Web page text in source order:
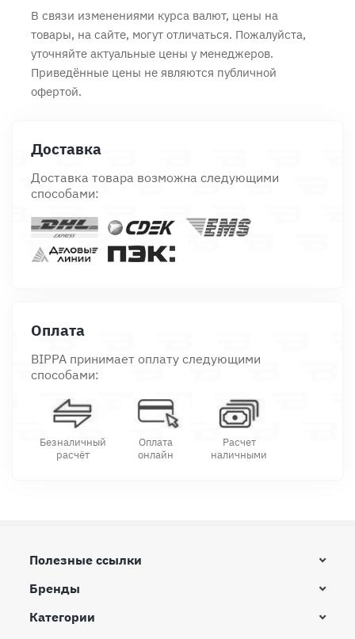
В связи изменениями курса валют, цены на
товары, на сайте, могут отличаться. Пожалуйста,
уточняйте актуальные цены у менеджеров.
Приведённые цены не являются публичной
офертой.
Доставка
Доставка товара возможна следующими
способами:
Оплата
BIPPA принимает оплату следующими
способами:
Безналичный
расчёт
Оплата
онлайн
Расчет
наличными
Полезные ссылки
Бренды
Категории